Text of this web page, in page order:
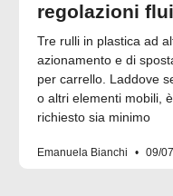
regolazioni
Tre rulli in plastica ad
azionamento e di
per carrello. Laddove
o altri elementi mobili,
richiesto sia minimo
Emanuela Bianchi 09/